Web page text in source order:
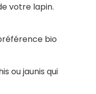
votre lapin.
bio
ou jaunis qui